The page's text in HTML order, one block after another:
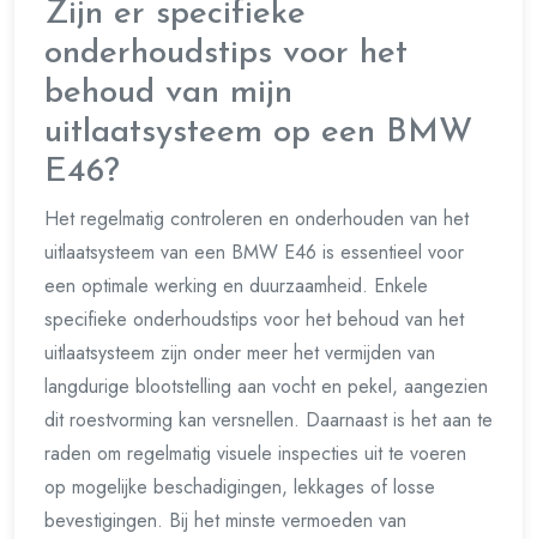
Zijn er specifieke
onderhoudstips voor het
behoud van mijn
uitlaatsysteem op een BMW
E46?
Het regelmatig controleren en onderhouden van het
uitlaatsysteem van een BMW E46 is essentieel voor
een optimale werking en duurzaamheid. Enkele
specifieke onderhoudstips voor het behoud van het
uitlaatsysteem zijn onder meer het vermijden van
langdurige blootstelling aan vocht en pekel, aangezien
dit roestvorming kan versnellen. Daarnaast is het aan te
raden om regelmatig visuele inspecties uit te voeren
op mogelijke beschadigingen, lekkages of losse
bevestigingen. Bij het minste vermoeden van